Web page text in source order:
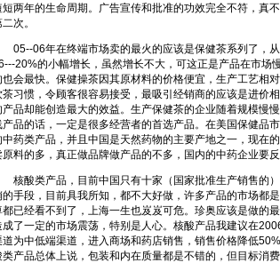
短两年的生命周期。广告宣传和批准的功效完全不符，真
次。
06年在终端市场卖的最火的应该是保健茶系列了，从
20%的小幅增长，虽然增长不大，可这正是产品在市场
也会最快。保健操茶因其原材料的价格便宜，生产工艺相
茶习惯，令顾客很容易接受，最吸引经销商的应该是进价
产品却能创造最大的效益。生产保健茶的企业随着规模慢
产品的话，一定是很多经营者的首选产品。在美国保健品
中药类产品，并且中国是天然药物的主要产地之一，现在
原料的多，真正做品牌做产品的不多，国内的中药企业要反
酸类产品，目前中国只有十家（国家批准生产销售的
的手段，目前具我所知，都不大好做，许多产品的市场都
都已经看不到了，上海一生也岌岌可危。珍奥应该是做的
成了一定的市场震荡，特别是人心。核酸产品我建议在
道为中低端渠道，进入商场和药店销售，销售价格降低
类产品总体上说，包装和内在质量都是不错的，但目标消